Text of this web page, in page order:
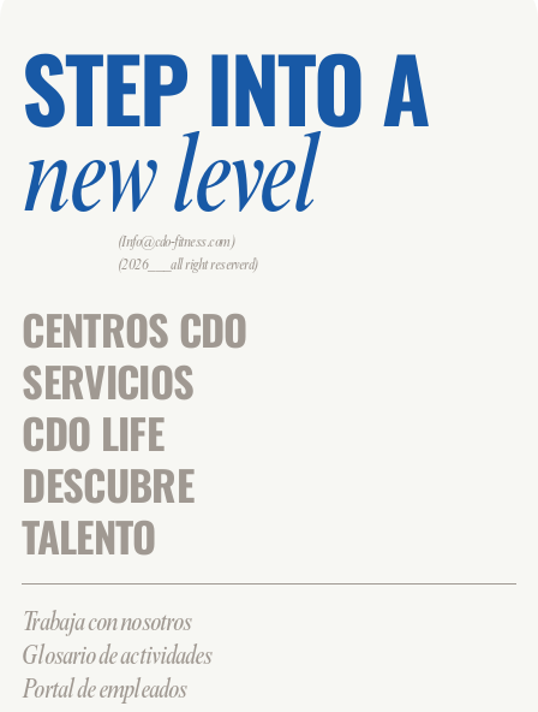
STEP INTO A
new level
(Info@cdo-fitness.com)
(2026___all right reserverd)
CENTROS CDO
SERVICIOS
CDO LIFE
DESCUBRE
TALENTO
Trabaja con nosotros
Glosario de actividades
Portal de empleados